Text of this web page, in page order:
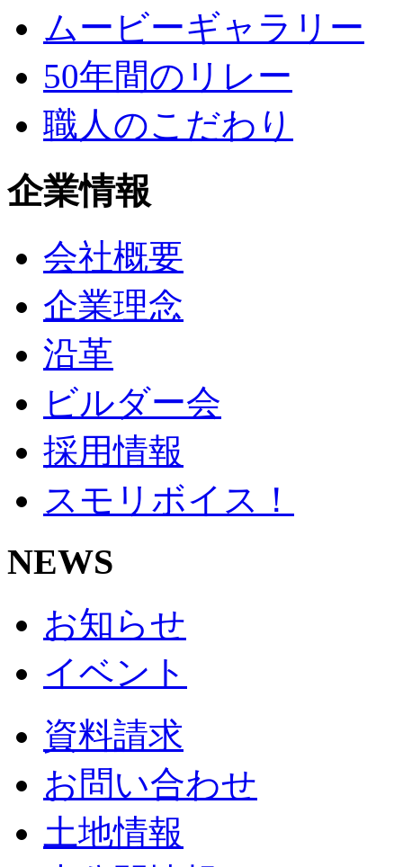
ムービーギャラリー
50年間のリレー
職人のこだわり
企業情報
会社概要
企業理念
沿革
ビルダー会
採用情報
スモリボイス！
NEWS
お知らせ
イベント
資料請求
お問い合わせ
土地情報